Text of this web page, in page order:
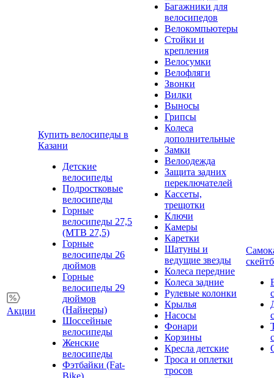
Акции
Купить велосипеды в
Казани
Детские
велосипеды
Подростковые
велосипеды
Горные
велосипеды 27,5
(MTB 27,5)
Горные
велосипеды 26
дюймов
Горные
велосипеды 29
дюймов
(Найнеры)
Шоссейные
велосипеды
Женские
велосипеды
Фэтбайки (Fat-
Bike)
Багажники для
велосипедов
Велокомпьютеры
Стойки и
крепления
Велосумки
Велофляги
Звонки
Вилки
Выносы
Грипсы
Колеса
дополнительные
Замки
Велоодежда
Защита задних
переключателей
Кассеты,
трещотки
Ключи
Камеры
Каретки
Шатуны и
ведущие звезды
Колеса передние
Колеса задние
Рулевые колонки
Крылья
Насосы
Фонари
Корзины
Кресла детские
Троса и оплетки
тросов